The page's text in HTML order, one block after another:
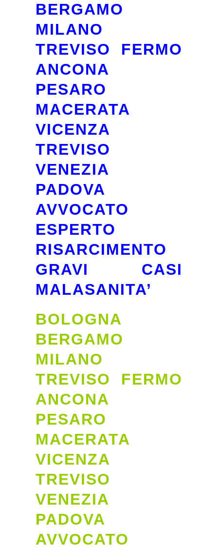
BERGAMO
MILANO
TREVISO FERMO
ANCONA
PESARO
MACERATA
VICENZA
TREVISO
VENEZIA
PADOVA
AVVOCATO
ESPERTO
RISARCIMENTO
GRAVI CASI
MALASANITA’
BOLOGNA
BERGAMO
MILANO
TREVISO FERMO
ANCONA
PESARO
MACERATA
VICENZA
TREVISO
VENEZIA
PADOVA
AVVOCATO